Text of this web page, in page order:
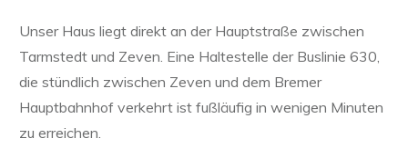
Unser Haus liegt direkt an der Hauptstraße zwischen
Tarmstedt und Zeven. Eine Haltestelle der Buslinie 630,
die stündlich zwischen Zeven und dem Bremer
Hauptbahnhof verkehrt ist fußläufig in wenigen Minuten
zu erreichen.